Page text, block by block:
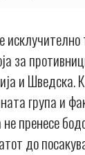
за
и Шведска.
група и
пренесе
до